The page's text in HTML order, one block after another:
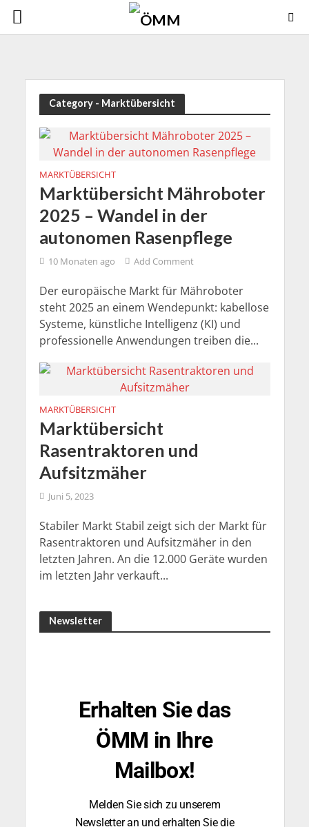
Category - Marktübersicht
MARKTÜBERSICHT
Marktübersicht Mähroboter
2025 – Wandel in der
autonomen Rasenpflege
10 Monaten ago Add Comment
Der europäische Markt für Mähroboter
steht 2025 an einem Wendepunkt: kabellose
Systeme, künstliche Intelligenz (KI) und
professionelle Anwendungen treiben die...
MARKTÜBERSICHT
Marktübersicht
Rasentraktoren und
Aufsitzmäher
Juni 5, 2023
Stabiler Markt Stabil zeigt sich der Markt für
Rasentraktoren und Aufsitzmäher in den
letzten Jahren. An die 12.000 Geräte wurden
im letzten Jahr verkauft...
Newsletter
Erhalten Sie das
ÖMM in Ihre
Mailbox!
Melden Sie sich zu unserem
Newsletter an und erhalten Sie die